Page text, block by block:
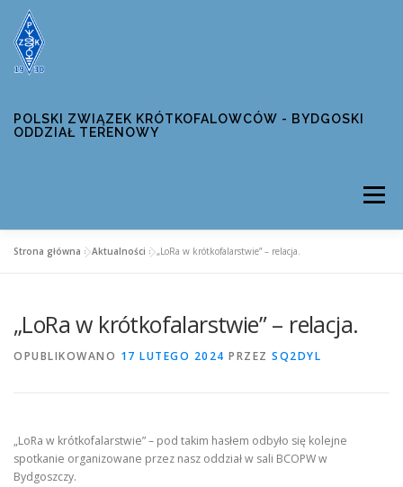
Przejdź
treści
POLSKI ZWIĄZEK KRÓTKOFALOWCÓW - BYDGOSKI
ODDZIAŁ TERENOWY
Menu
INFORMACJE ODDZIAŁOWE ZAWODY UMB
Strona główna »Aktualności »„LoRa w krótkofalarstwie” – relacja.
„LoRa w krótkofalarstwie” – relacja.
OPUBLIKOWANO 17 LUTEGO 2024 PRZEZ SQ2DYL
„LoRa w krótkofalarstwie” – pod takim hasłem odbyło się kolejne
spotkanie organizowane przez nasz oddział w sali BCOPW w
Bydgoszczy.